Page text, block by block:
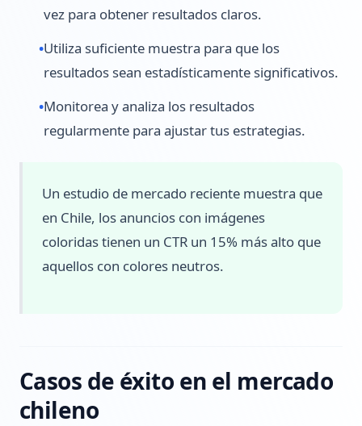
vez para obtener resultados claros.
•Utiliza suficiente muestra para que los
resultados sean estadísticamente significativos.
•Monitorea y analiza los resultados
regularmente para ajustar tus estrategias.
Un estudio de mercado reciente muestra que
en Chile, los anuncios con imágenes
coloridas tienen un CTR un 15% más alto que
aquellos con colores neutros.
Casos de éxito en el mercado
chileno